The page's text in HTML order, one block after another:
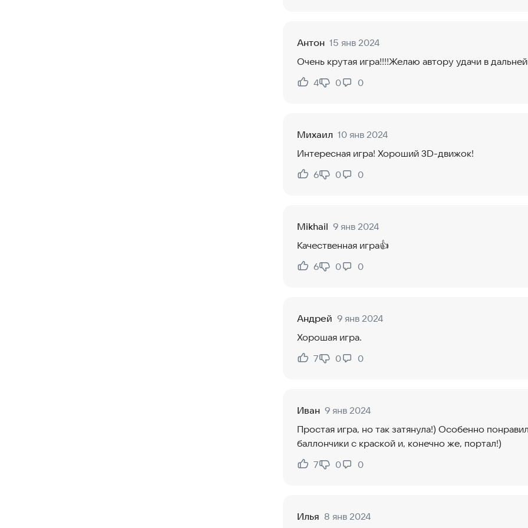
Антон 15 янв 2024
Очень крутая игра!!!!Желаю автору удачи в
Нравится:
4
Не нравится:
0 0
Михаил 10 янв 2024
Интересная игра! Хороший 3D-движок!
Нравится:
6
Не нравится:
0 0
Mikhail 9 янв 2024
Качественная игра👍
Нравится:
6
Не нравится:
0 0
Андрей 9 янв 2024
Хорошая игра.
Нравится:
7
Не нравится:
0 0
Иван 9 янв 2024
Простая игра, но так затянула!) Особенно
баллончики с краской и, конечно же, портал!)
Нравится:
7
Не нравится:
0 0
Илья 8 янв 2024